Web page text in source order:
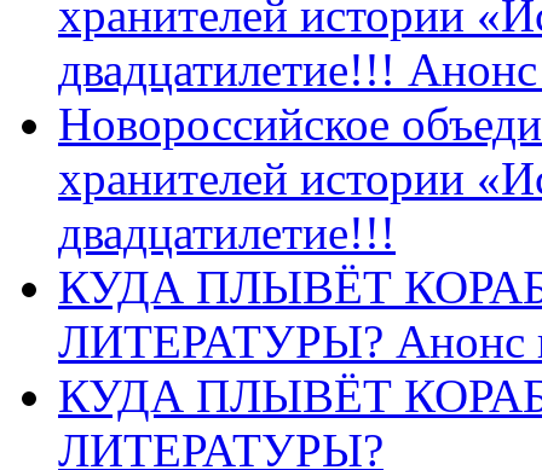
хранителей истории
двадцатилетие!!!
Новороссийское
хранителей истории
двадцатилетие!!!
КУДА ПЛЫВЁТ
ЛИТЕРАТУРЫ? Анонс
КУДА ПЛЫВЁТ
ЛИТЕРАТУРЫ?